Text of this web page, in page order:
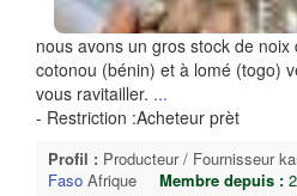
nous avons un gros stock de
cotonou (bénin) et à lomé (togo)
vous ravitailler. ...
- Restriction :Acheteur prèt
Profil : Producteur / Fournisseur
Faso Afrique Membre depuis :